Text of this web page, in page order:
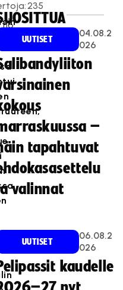
235
UUTISET
04.08.2
026
–
tapahtuvat
valinnat
UUTISET
06.08.2
026
kaudelle